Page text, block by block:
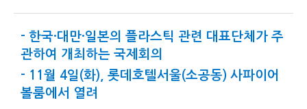
- 한국·대만·일본의 플라스틱 관련 대표단체가 주
관하여 개최하는 국제회의
- 11월 4일(화), 롯데호텔서울(소공동) 사파이어
볼룸에서 열려